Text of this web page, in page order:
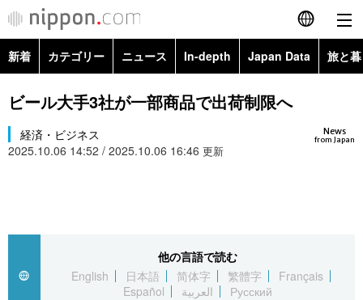
English
简体字
カテゴリー
新着 カテゴリー ニュース In-depth Japan Data 旅と
政治・外交
経済・ビジネス Images
ビール大手3社が一部商品で出荷制限へ
News
from Japan
経済・ビジネス
2025.10.06 14:52 / 2025.10.06 16:46 更新
他の言語で読む
English
日本語 简体字 繁體字
Français
Español
العربية Русский